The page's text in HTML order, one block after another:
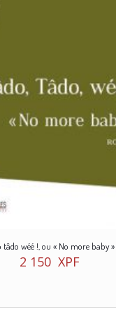
tâdo wéé !, ou « No more baby »
2 150 XPF